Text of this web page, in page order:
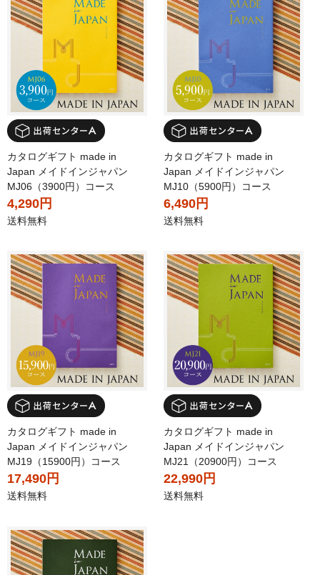
カタログギフト made in
Japan メイドインジャパン
MJ06（3900円）コース
4,290円
送料無料
カタログギフト made in
Japan メイドインジャパン
MJ10（5900円）コース
6,490円
送料無料
カタログギフト made in
Japan メイドインジャパン
MJ19（15900円）コース
17,490円
送料無料
カタログギフト made in
Japan メイドインジャパン
MJ21（20900円）コース
22,990円
送料無料